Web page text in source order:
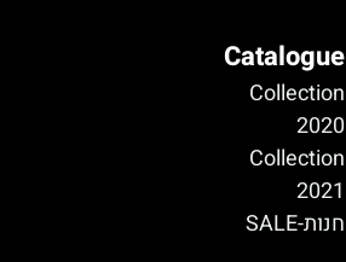
Catalogue
Collection
2020
Collection
2021
חנות-SALE